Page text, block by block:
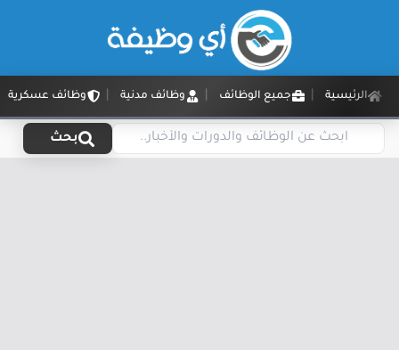
الرئيسية جميع الوظائف وظائف مدنية وظائف عسكرية
بحث